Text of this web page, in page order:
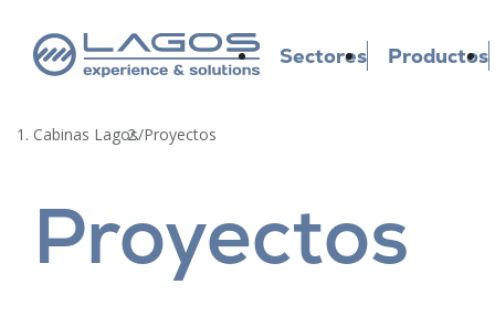
Sectores Productos
Cabinas Lagos/Proyectos
Proyectos